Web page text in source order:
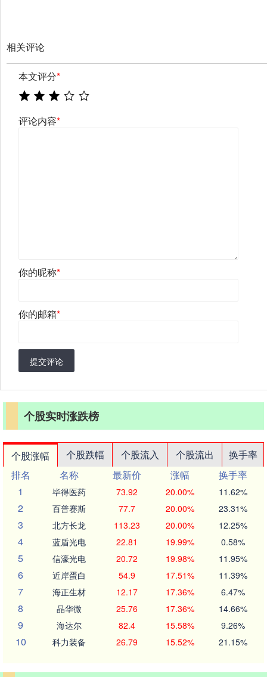
相关评论
本文评分*
评论内容*
你的昵称*
你的邮箱*
提交评论
个股实时涨跌榜
个股涨幅 个股跌幅 个股流入 个股流出
换手率
排名
名称 最新价 涨幅
换手率
1
毕得医药 73.92 20.00% 11.62%
2 百普赛斯 77.7 20.00% 23.31%
3 北方长龙 113.23 20.00% 12.25%
4 蓝盾光电 22.81 19.99% 0.58%
5 信濠光电 20.72 19.98% 11.95%
6 近岸蛋白 54.9 17.51% 11.39%
7 海正生材 12.17 17.36% 6.47%
8 晶华微 25.76 17.36% 14.66%
9 海达尔 82.4 15.58% 9.26%
10 科力装备 26.79 15.52% 21.15%